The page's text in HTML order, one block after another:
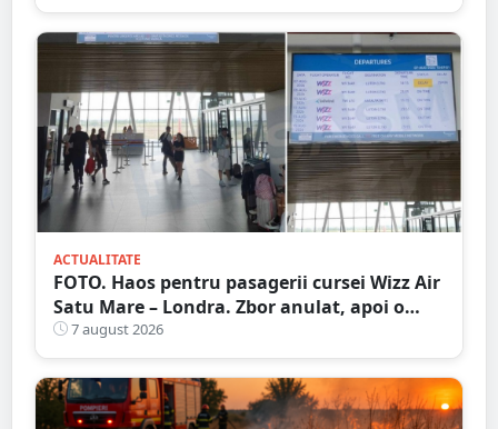
ACTUALITATE
FOTO. Haos pentru pasagerii cursei Wizz Air
Satu Mare – Londra. Zbor anulat, apoi o
nouă întârziere. Fără explicații clare
7 august 2026